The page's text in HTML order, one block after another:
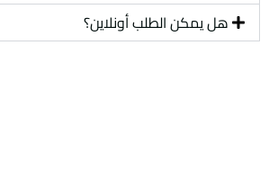
هل يمكن الطلب أونلاين؟